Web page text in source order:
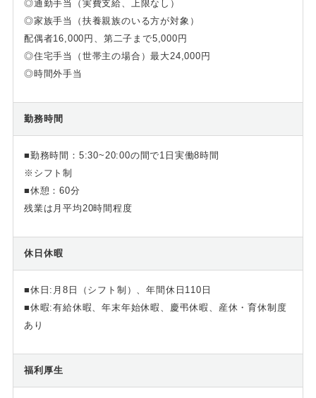
◎通勤手当（実費支給、上限なし）
◎家族手当（扶養親族のいる方が対象）
配偶者16,000円、第二子まで5,000円
◎住宅手当（世帯主の場合）最大24,000円
◎時間外手当
勤務時間
■勤務時間：5:30~20:00の間で1日実働8時間
※シフト制
■休憩：60分
残業は月平均20時間程度
休日休暇
■休日:月8日（シフト制）、年間休日110日
■休暇:有給休暇、年末年始休暇、慶弔休暇、産休・育休制度
あり
福利厚生